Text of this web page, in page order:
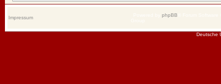
Impressum phpBB
Deutsche